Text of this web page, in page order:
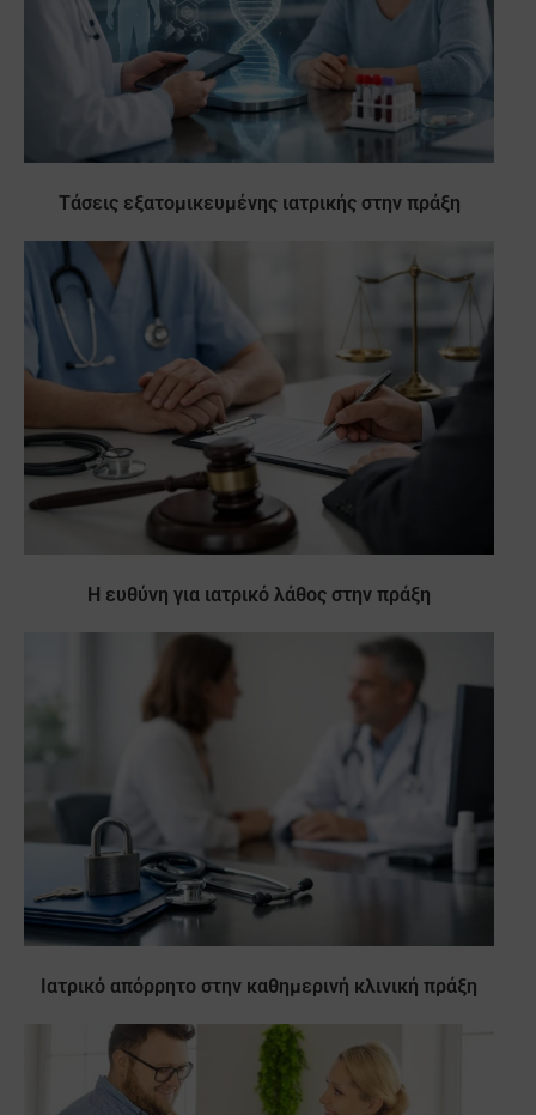
Τάσεις εξατομικευμένης ιατρικής στην πράξη
Η ευθύνη για ιατρικό λάθος στην πράξη
Ιατρικό απόρρητο στην καθημερινή κλινική πράξη